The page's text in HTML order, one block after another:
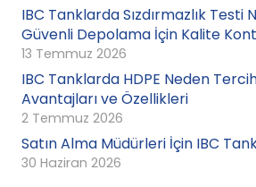
IBC Tanklarda Sızdırmazlık Testi
Güvenli Depolama İçin Kalite
13 Temmuz 2026
IBC Tanklarda HDPE Neden
Avantajları ve Özellikleri
2 Temmuz 2026
Satın Alma Müdürleri İçin IBC
30 Haziran 2026